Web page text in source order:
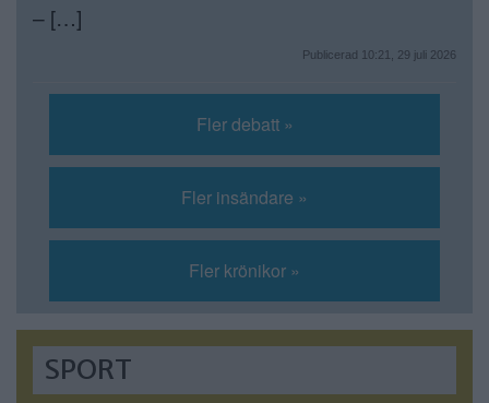
– […]
Publicerad 10:21, 29 juli 2026
Fler debatt »
Fler insändare »
Fler krönikor »
SPORT